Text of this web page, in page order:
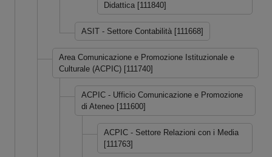
Didattica [111840]
ASIT - Settore Contabilità [111668]
Area Comunicazione e Promozione Istituzionale e
Culturale (ACPIC) [111740]
ACPIC - Ufficio Comunicazione e Promozione
di Ateneo [111600]
ACPIC - Settore Relazioni con i Media
[111763]